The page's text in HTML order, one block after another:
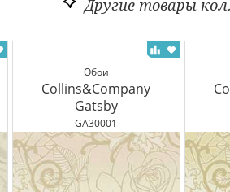
Другие товары
Обои
Collins&Company
Gatsby
GA30001